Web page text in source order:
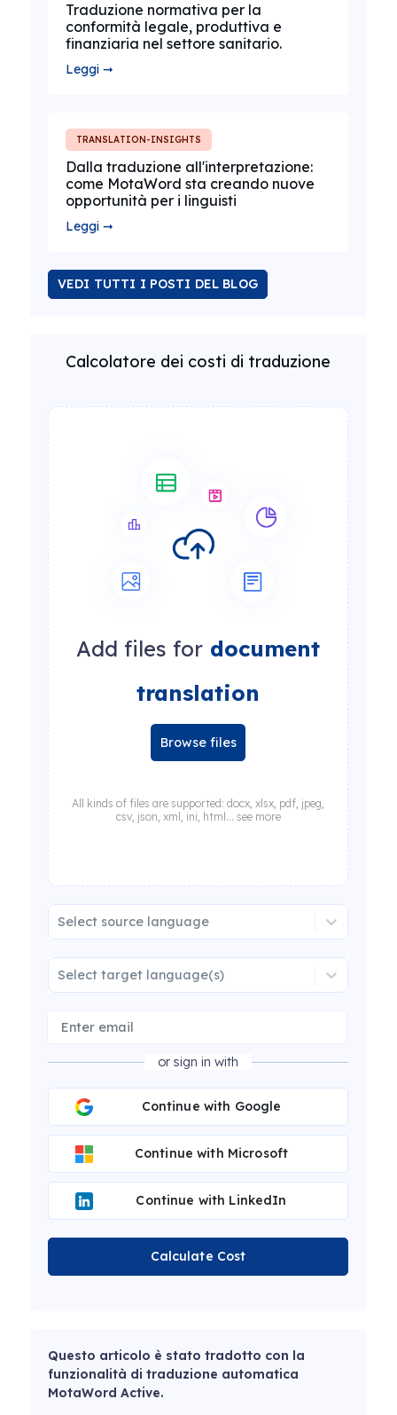
Traduzione normativa per la
conformità legale, produttiva e
finanziaria nel settore sanitario.
Leggi ➞
TRANSLATION-INSIGHTS
Dalla traduzione all'interpretazione:
come MotaWord sta creando nuove
opportunità per i linguisti
Leggi ➞
VEDI TUTTI I POSTI DEL BLOG
Calcolatore dei costi di traduzione
Add files for document
translation
Browse files
All kinds of files are supported: docx, xlsx, pdf, jpeg,
csv, json, xml, ini, html... see more
Select source language
Select target language(s)
or sign in with
Continue with Google
Continue with Microsoft
Continue with LinkedIn
Calculate Cost
Questo articolo è stato tradotto con la
funzionalità di traduzione automatica
MotaWord Active.